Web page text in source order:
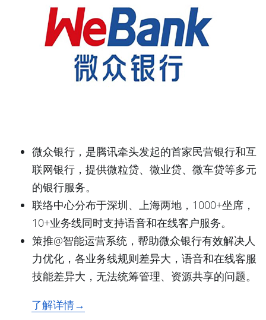
微众银行，是腾讯牵头发起的首家民营银行和互
联网银行，提供微粒贷、微业贷、微车贷等多元
的银行服务。
联络中心分布于深圳、上海两地，1000+坐席，
10+业务线同时支持语音和在线客户服务。
策推@智能运营系统，帮助微众银行有效解决人
力优化，各业务线规则差异大，语音和在线客服
技能差异大，无法统筹管理、资源共享的问题。
了解详情→